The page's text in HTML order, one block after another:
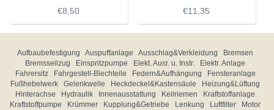
€8,50 €11,35
Aufbaubefestigung Auspuffanlage Ausschlag&Verkleidung
Bremsen
Bremsseilzug
Einspritzpumpe Elekt. Ausr. u. Instr.
Elektr. Anlage
Fahrersitz
Fahrgestell-Blechteile Federn&Aufhängung
Fensteranlage
Fußhebelwerk
Gelenkwelle Heckdeckel&Kastensäule
Heizung&Lüftung
Hinterachse
Hydraulik Innenausstattung Keilriemen
Kraftstoffanlage
Kraftstoffpumpe
Krümmer Kupplung&Getriebe Lenkung Luftfilter
Motor